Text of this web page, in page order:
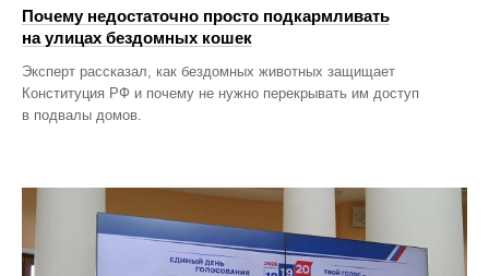
Почему недостаточно просто подкармливать
на улицах бездомных кошек
Эксперт рассказал, как бездомных животных защищает
Конституция РФ и почему не нужно перекрывать им доступ
в подвалы домов.